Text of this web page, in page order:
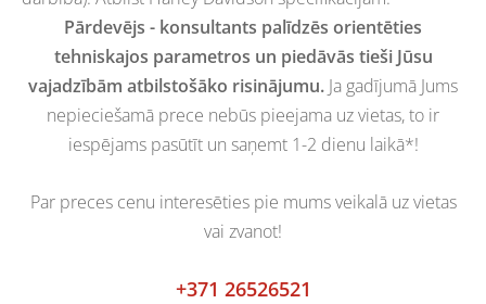
Pārdevējs - konsultants palīdzēs orientēties
tehniskajos parametros un piedāvās tieši Jūsu
vajadzībām atbilstošāko risinājumu. Ja gadījumā Jums
nepieciešamā prece nebūs pieejama uz vietas, to ir
iespējams pasūtīt un saņemt 1-2 dienu laikā*!
Par preces cenu interesēties pie mums veikalā uz vietas
vai zvanot!
+371 26526521